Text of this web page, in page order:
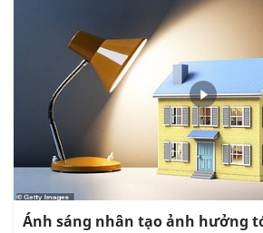
Ánh sáng nhân tạo ảnh hưởng